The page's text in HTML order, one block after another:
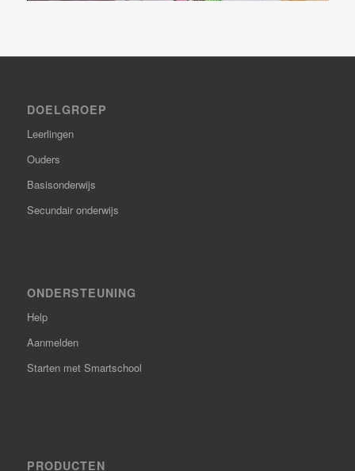
DOELGROEP
Leerlingen
Ouders
Basisonderwijs
Secundair onderwijs
ONDERSTEUNING
Help
Aanmelden
Starten met Smartschool
PRODUCTEN